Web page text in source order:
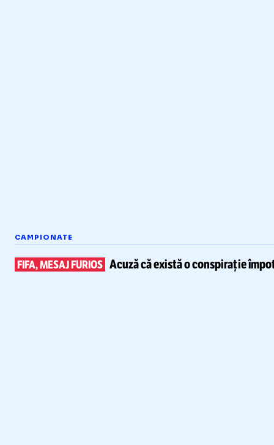
CAMPIONATE
FIFA, MESAJ FURIOS Acuză că existăo conspirație